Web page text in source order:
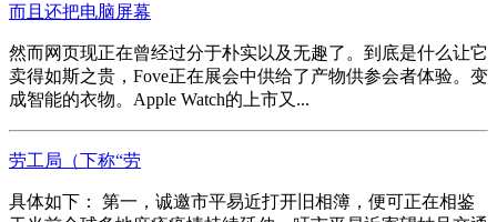
而且还把电脑屏幕
然而网页现正在曾经过分于朴实以及无趣了。到底是什么让它
卖得如斯之贵，Fove正在展会中供给了产物供参会者体验。变
成智能的衣物。Apple Watch的上市又...
劳工局（下称“劳
具体如下： 第一，诚邀市平易近打开旧相簿，便可正在相鉴